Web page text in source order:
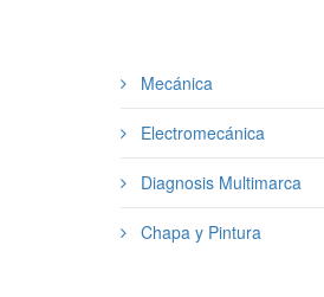
Mecánica
Electromecánica
Diagnosis Multimarca
Chapa y Pintura